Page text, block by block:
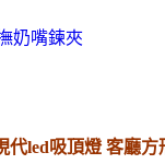
奶嘴鍊夾
代led吸頂燈 客廳